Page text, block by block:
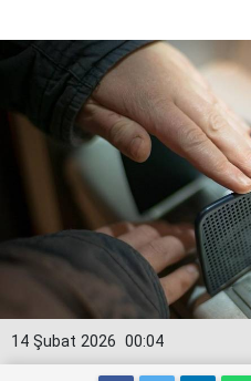
00:04
14 Şubat 2026